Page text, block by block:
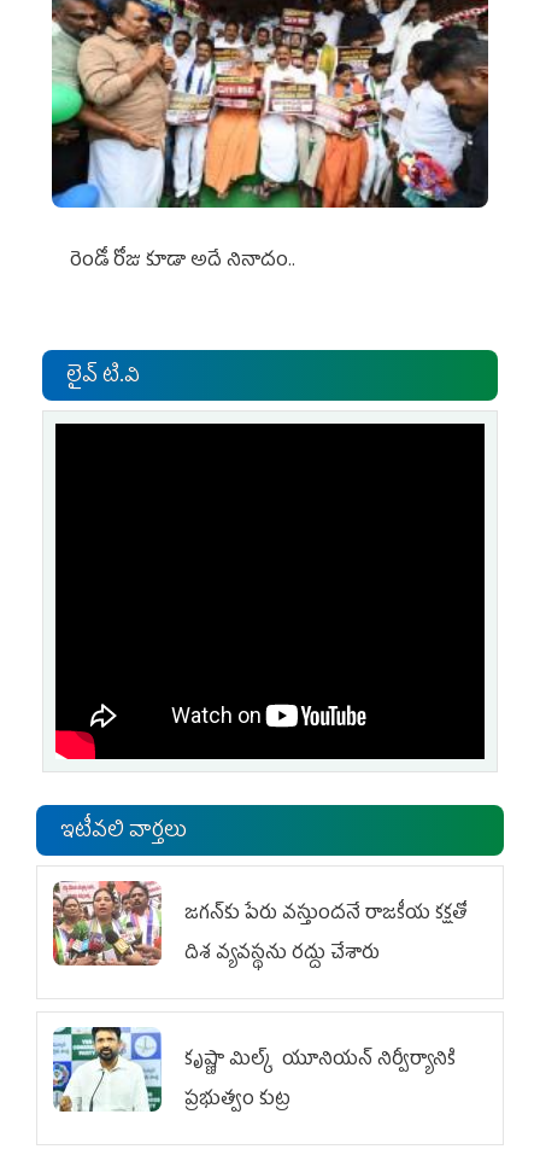
రెండో రోజు కూడా అదే నినాదం..
లైవ్ టి.వి
ఇటీవలి వార్తలు
జగన్‌కు పేరు వస్తుందనే రాజకీయ కక్షతో
దిశ వ్య‌వ‌స్థ‌ను రద్దు చేశారు
కృష్ణా మిల్క్‌ యూనియన్‌ నిర్వీర్యానికి
ప్రభుత్వం కుట్ర